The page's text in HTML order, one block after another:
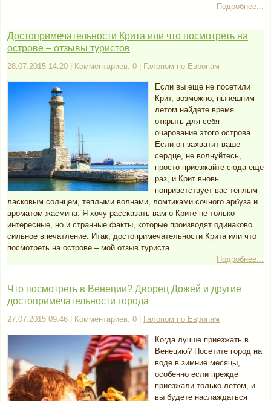
Подробнее...
Достопримечательности Крита или что посмотреть на
острове – отзывы туристов
28.07.2015 14:20 | Комментариев: 0 | Галопом по Европам
Если вы еще не посетили
Крит, возможно, нынешним
летом найдете время
открыть для себя
очарование этого острова.
Если он захватит ваше
сердце, не волнуйтесь,
просто приезжайте сюда еще
раз, и Крит вновь
поприветствует вас теплым
ласковым солнцем, теплыми волнами, ломтиками сочного арбуза и
ароматом жасмина. Я хочу рассказать вам о Крите не только
интересные, но и странные факты, которые производят одинаково
сильное впечатление. Итак, достопримечательности Крита или что
посмотреть на острове – мой отзыв туриста.
Подробнее...
Что посмотреть в Венеции? Дворец Дожей и другие
достопримечательности города
27.07.2015 09:46 | Комментариев: 0 | Галопом по Европам
Когда лучше приезжать в
Венецию? Посетите город на
воде в зимние месяцы,
особенно если прежде
приезжали только летом, и
вы будете наслаждаться